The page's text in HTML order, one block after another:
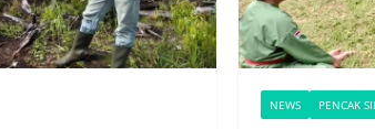
NEWS PENCAK